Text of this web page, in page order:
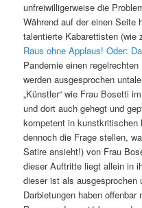
unfreiwilligerweise die
Während auf der einen Seite
talentierte Kabarettisten
Raus ohne Applaus! Oder:
Pandemie einen
werden ausgesprochen
„Künstler“ wie Frau Bosetti
und dort auch gehegt und
kompetent in kunstkritischen
dennoch die Frage stellen,
Satire ansieht!) von Frau
dieser Auftritte liegt allein in
dieser ist als
Darbietungen haben offenbar